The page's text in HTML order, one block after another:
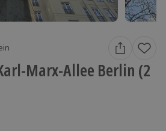
Marx-Allee Berlin (2